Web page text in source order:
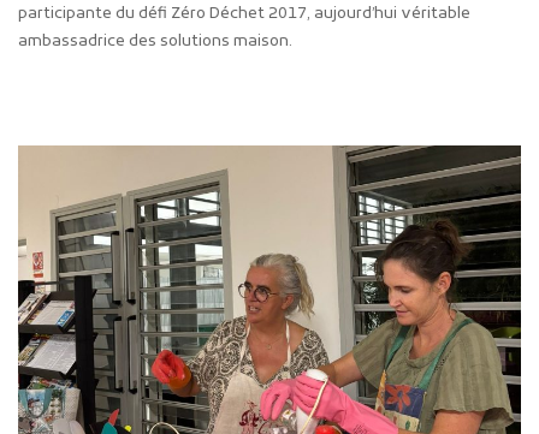
participante du défi Zéro Déchet 2017, aujourd’hui véritable
ambassadrice des solutions maison.